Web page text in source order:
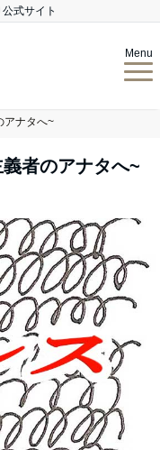
式サイト
Menu
アナタへ~
者のアナタへ~